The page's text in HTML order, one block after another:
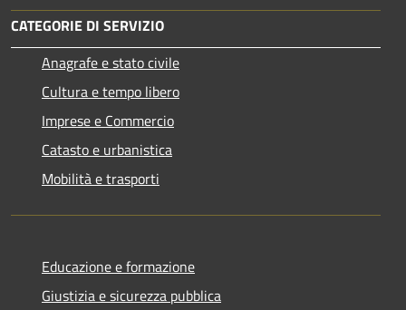
CATEGORIE DI SERVIZIO
Anagrafe e stato civile
Cultura e tempo libero
Imprese e Commercio
Catasto e urbanistica
Mobilità e trasporti
Educazione e formazione
Giustizia e sicurezza pubblica